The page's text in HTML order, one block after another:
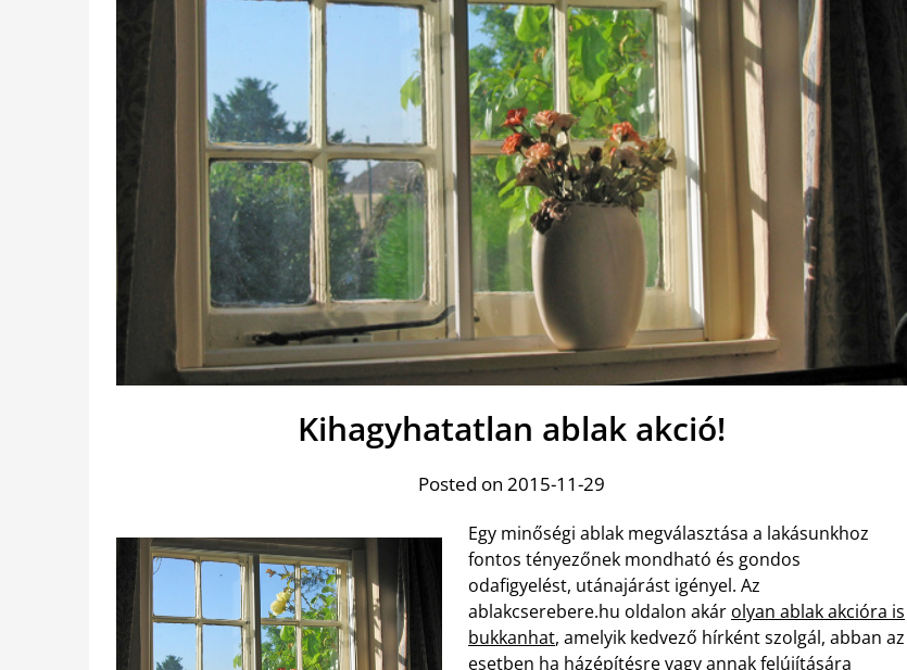
Kihagyhatatlan ablak akció!
Posted on 2015-11-29
Egy minőségi ablak megválasztása a lakásunkhoz
fontos tényezőnek mondható és gondos
odafigyelést, utánajárást igényel. Az
ablakcserebere.hu oldalon akár olyan ablak akcióra is
bukkanhat, amelyik kedvező hírként szolgál, abban az
esetben ha házépítésre vagy annak felújítására